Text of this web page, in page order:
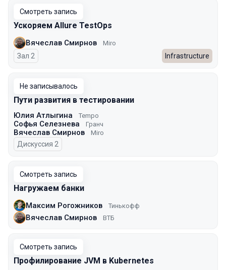
Смотреть запись
Ускоряем Allure TestOps
Вячеслав Смирнов Miro
Зал 2 Infrastructure
Не записывалось
Пути развития в тестировании
Юлия Атлыгина Tempo
Софья Селезнева Гранч
Вячеслав Смирнов Miro
Дискуссия 2
Смотреть запись
Нагружаем банки
Максим Рогожников Тинькофф
Вячеслав Смирнов ВТБ
Смотреть запись
Профилирование JVM в Kubernetes